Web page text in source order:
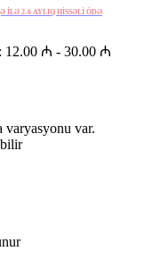
İLƏ 2-6 AYLIQ HİSSƏLİ ÖDƏ
12.00 ₼ - 30.00 ₼
varyasyonu var.